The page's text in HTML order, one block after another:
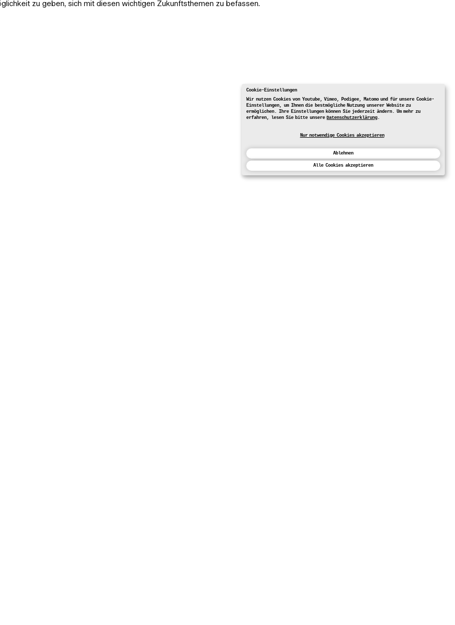
Cookie-Einstellungen
Wir nutzen Cookies von Youtube, Vimeo, Podigee, Matomo und für unsere Cookie-
Einstellungen, um Ihnen die bestmögliche Nutzung unserer Website zu
ermöglichen. Ihre Einstellungen können Sie jederzeit ändern. Um mehr zu
erfahren, lesen Sie bitte unsereDatenschutzerklärung.
Nur notwendige Cookies akzeptieren
Ablehnen
Alle Cookies akzeptieren
zu geben, sich mit diesen wichtigen Zukunftsthemen zu befassen.